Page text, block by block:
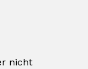
nicht